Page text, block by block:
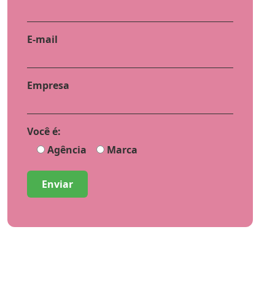
E-mail
Empresa
Você é:
Agência
Marca